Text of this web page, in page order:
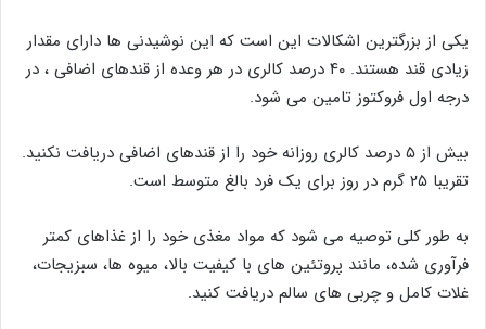
یکی از بزرگترین اشکالات این است که این نوشیدنی ها دارای مقدار
زیادی قند هستند. ۴۰ درصد کالری در هر وعده از قندهای اضافی ، در
درجه اول فروکتوز تامین می شود.
بیش از ۵ درصد کالری روزانه خود را از قندهای اضافی دریافت نکنید.
تقریبا ۲۵ گرم در روز برای یک فرد بالغ متوسط ​​است.
به طور کلی توصیه می شود که مواد مغذی خود را از غذاهای کمتر
فرآوری شده، مانند پروتئین های با کیفیت بالا، میوه ها، سبزیجات،
غلات کامل و چربی های سالم دریافت کنید.